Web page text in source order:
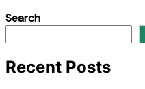
Search
Recent Posts